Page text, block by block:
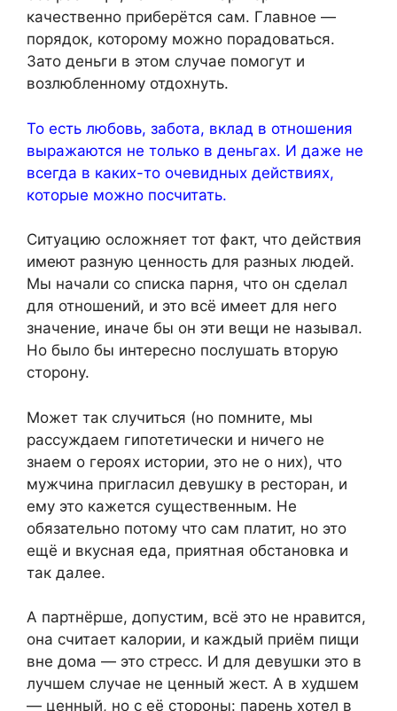
качественно приберётся сам. Главное —
порядок, которому можно порадоваться.
Зато деньги в этом случае помогут и
возлюбленному отдохнуть.
То есть любовь, забота, вклад в отношения
выражаются не только в деньгах. И даже не
всегда в каких-то очевидных действиях,
которые можно посчитать.
Ситуацию осложняет тот факт, что действия
имеют разную ценность для разных людей.
Мы начали со списка парня, что он сделал
для отношений, и это всё имеет для него
значение, иначе бы он эти вещи не называл.
Но было бы интересно послушать вторую
сторону.
Может так случиться (но помните, мы
рассуждаем гипотетически и ничего не
знаем о героях истории, это не о них), что
мужчина пригласил девушку в ресторан, и
ему это кажется существенным. Не
обязательно потому что сам платит, но это
ещё и вкусная еда, приятная обстановка и
так далее.
А партнёрше, допустим, всё это не нравится,
она считает калории, и каждый приём пищи
вне дома — это стресс. И для девушки это в
лучшем случае не ценный жест. А в худшем
— ценный, но с её стороны: парень хотел в